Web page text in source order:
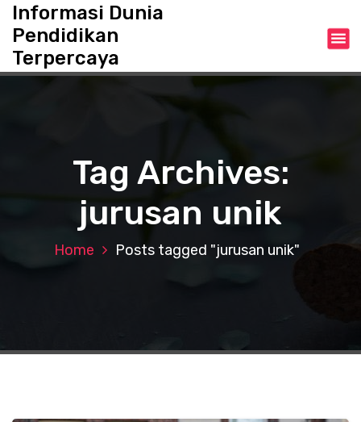
t
Informasi Dunia
Pendidikan
Terpercaya
Tag Archives:
jurusan unik
Home Posts tagged "jurusan unik"